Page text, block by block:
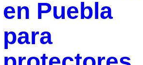
en Puebla
para